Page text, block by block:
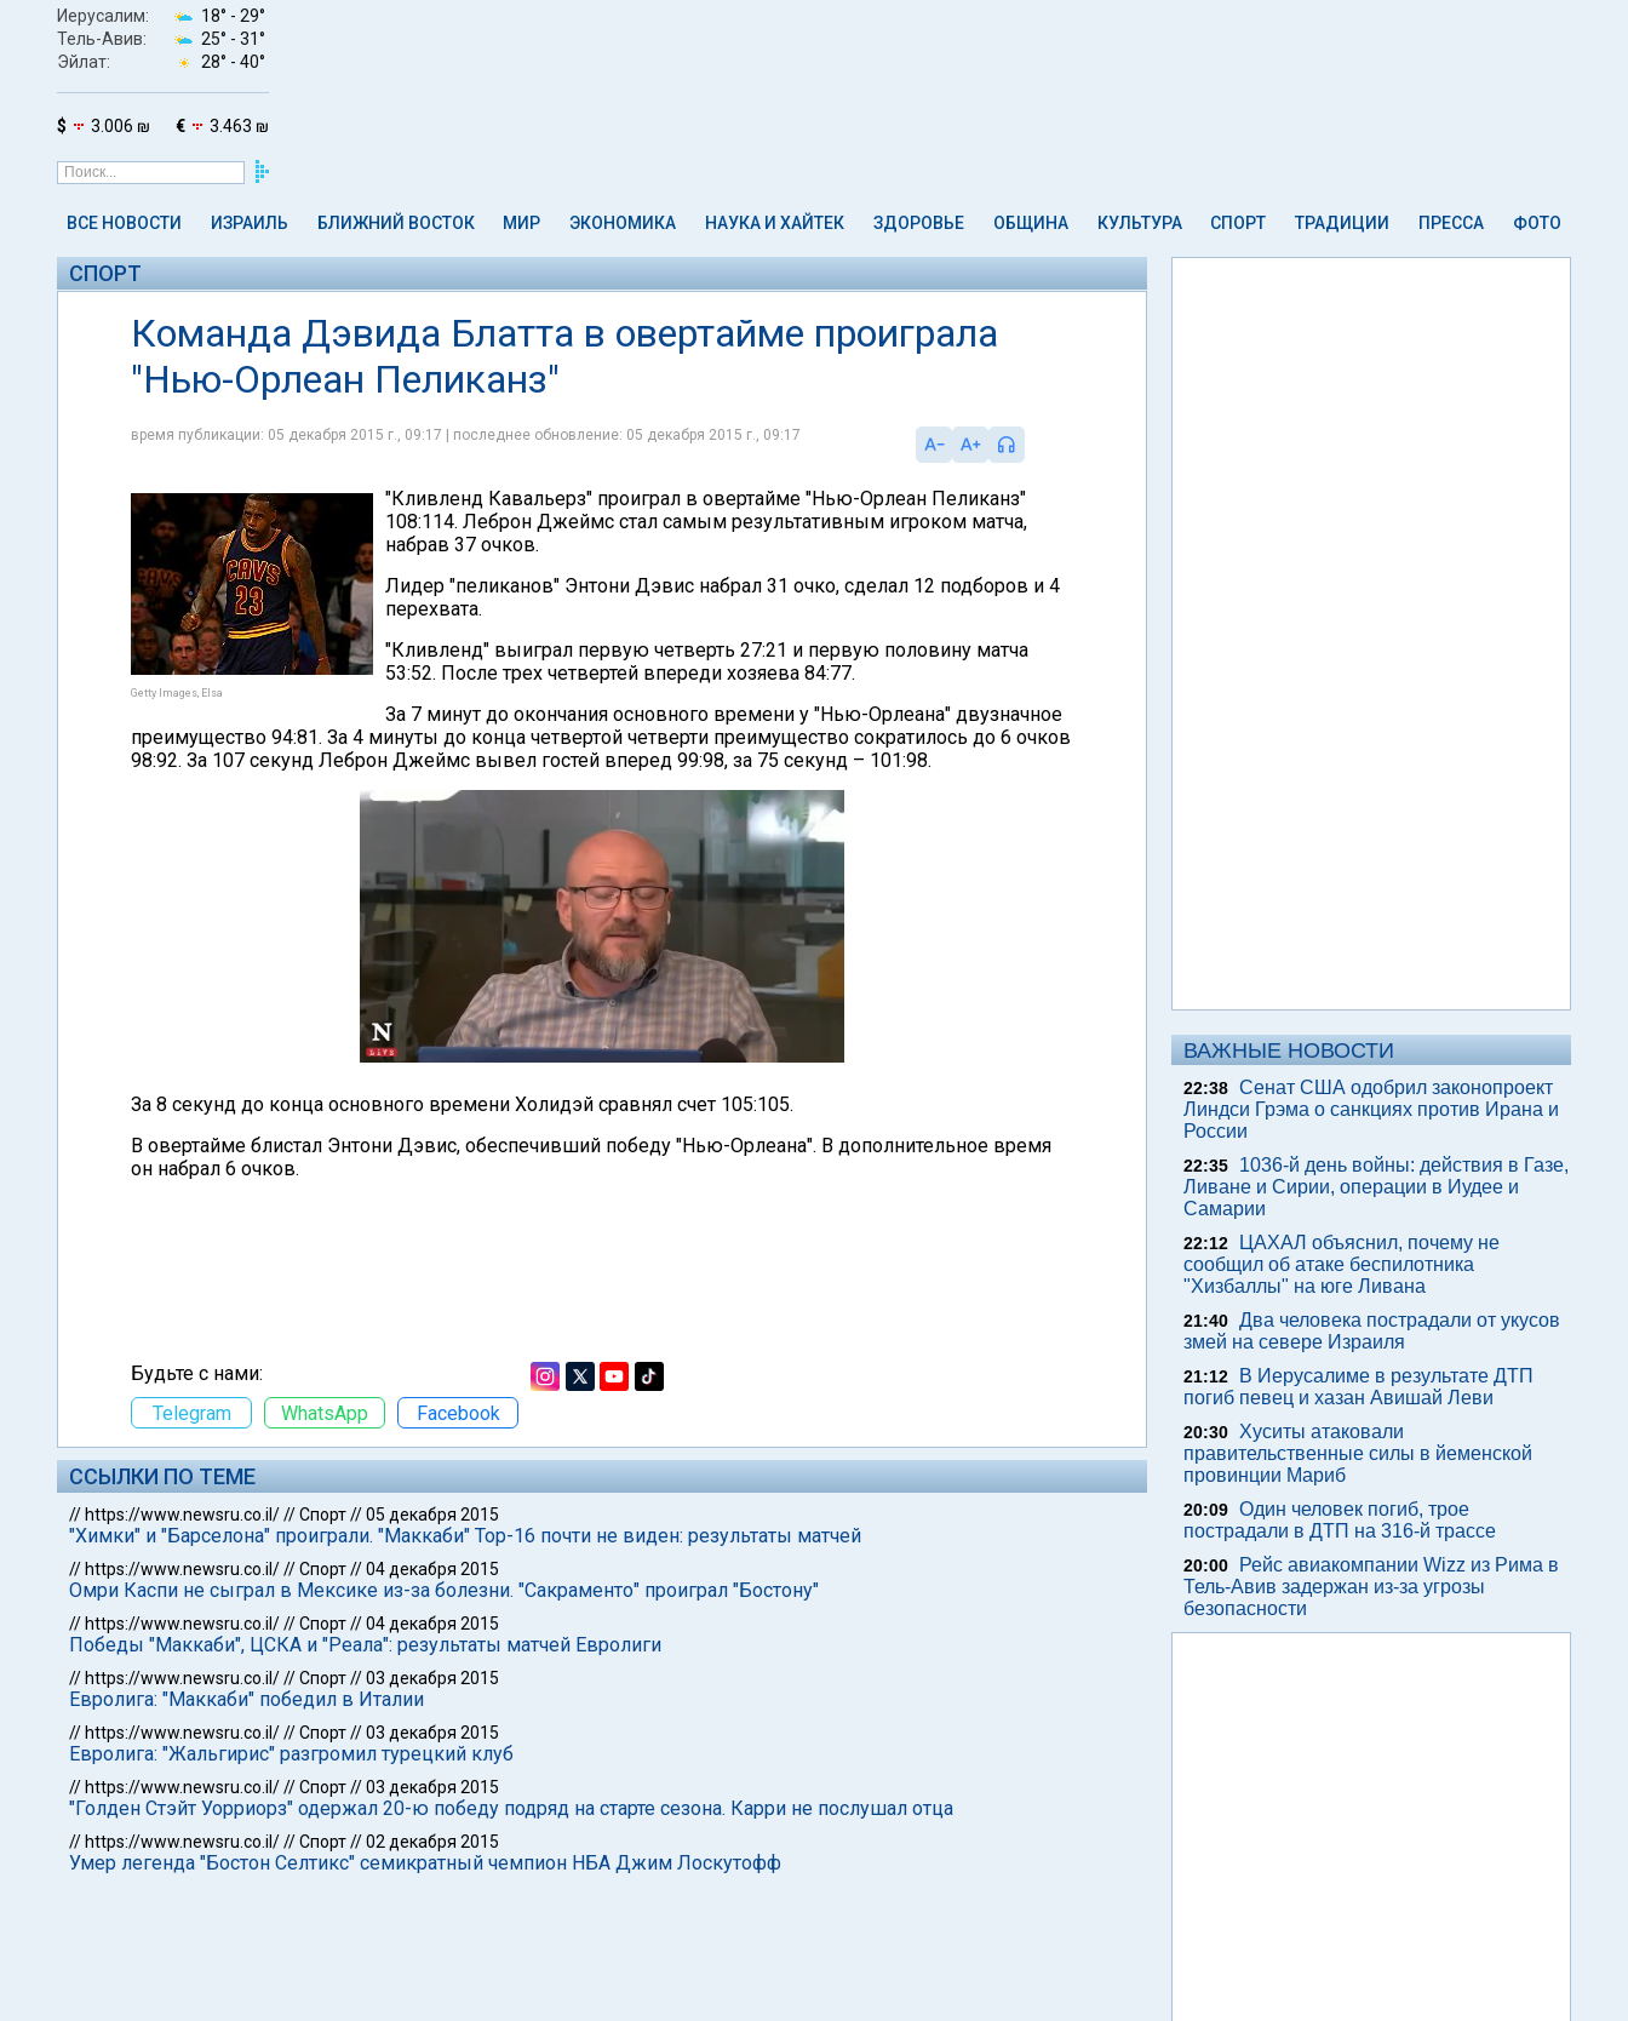
Иерусалим: 18° - 29°
Тель-Авив:
25° - 31°
Эйлат:
28° - 40°
$ 3.006 ₪ € 3.463 ₪
ВСЕ НОВОСТИ ИЗРАИЛЬ БЛИЖНИЙ ВОСТОК МИР ЭКОНОМИКА НАУКА И ХАЙТЕК ЗДОРОВЬЕ ОБЩИНА КУЛЬТУРА СПОРТ ТРАДИЦИИ ПРЕССА ФОТО
СПОРТ
Команда Дэвида Блатта в овертайме проиграла
"Нью-Орлеан Пеликанз"
время публикации: 05 декабря 2015 г., 09:17 | последнее обновление: 05 декабря 2015 г., 09:17
Getty Images, Elsa
"Кливленд Кавальерз" проиграл в овертайме "Нью-Орлеан Пеликанз"
108:114. Леброн Джеймс стал самым результативным игроком матча,
набрав 37 очков.
Лидер "пеликанов" Энтони Дэвис набрал 31 очко, сделал 12 подборов и 4
перехвата.
"Кливленд" выиграл первую четверть 27:21 и первую половину матча
53:52. После трех четвертей впереди хозяева 84:77.
За 7 минут до окончания основного времени у "Нью-Орлеана" двузначное
преимущество 94:81. За 4 минуты до конца четвертой четверти преимущество сократилось до 6 очков
98:92. За 107 секунд Леброн Джеймс вывел гостей вперед 99:98, за 75 секунд – 101:98.
За 8 секунд до конца основного времени Холидэй сравнял счет 105:105.
В овертайме блистал Энтони Дэвис, обеспечивший победу "Нью-Орлеана". В дополнительное время
он набрал 6 очков.
Будьте с нами:
Telegram
WhatsApp Facebook
ССЫЛКИ ПО ТЕМЕ
// https://www.newsru.co.il///Спорт//05 декабря 2015
"Химки" и "Барселона" проиграли. "Маккаби" Тор-16 почти не виден: результаты матчей
// https://www.newsru.co.il///Спорт//04 декабря 2015
Омри Каспи не сыграл в Мексике из-за болезни. "Сакраменто" проиграл "Бостону"
// https://www.newsru.co.il///Спорт//04 декабря 2015
Победы "Маккаби", ЦСКА и "Реала": результаты матчей Евролиги
// https://www.newsru.co.il///Спорт//03 декабря 2015
Евролига: "Маккаби" победил в Италии
// https://www.newsru.co.il///Спорт//03 декабря 2015
Евролига: "Жальгирис" разгромил турецкий клуб
// https://www.newsru.co.il///Спорт//03 декабря 2015
"Голден Стэйт Уорриорз" одержал 20-ю победу подряд на старте сезона. Карри не послушал отца
// https://www.newsru.co.il///Спорт//02 декабря 2015
Умер легенда "Бостон Селтикс" семикратный чемпион НБА Джим Лоскутофф
ВАЖНЫЕ НОВОСТИ
22:38 Сенат США одобрил законопроект
Линдси Грэма о санкциях против Ирана и
России
22:35
1036-й день войны: действия в Газе,
Ливане и Сирии, операции в Иудее и
Самарии
22:12
ЦАХАЛ объяснил, почему не
сообщил об атаке беспилотника
"Хизбаллы" на юге Ливана
21:40 Два человека пострадали от укусов
змей на севере Израиля
21:12
В Иерусалиме в результате ДТП
погиб певец и хазан Авишай Леви
20:30
Хуситы атаковали
правительственные силы в йеменской
провинции Мариб
20:09 Один человек погиб, трое
пострадали в ДТП на 316-й трассе
20:00
Рейс авиакомпании Wizz из Рима в
Тель-Авив задержан из-за угрозы
безопасности